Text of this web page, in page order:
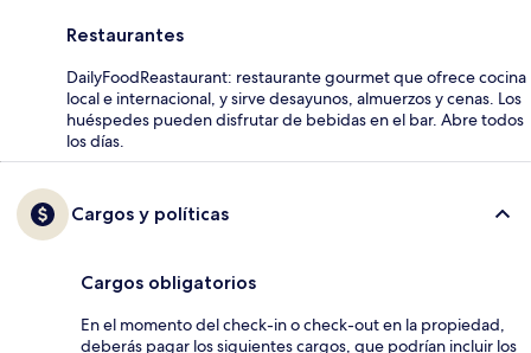
Restaurantes
DailyFoodReastaurant: restaurante gourmet que ofrece cocina
local e internacional, y sirve desayunos, almuerzos y cenas. Los
huéspedes pueden disfrutar de bebidas en el bar. Abre todos
los días.
Cargos y políticas
Cargos obligatorios
En el momento del check-in o check-out en la propiedad,
deberás pagar los siguientes cargos, que podrían incluir los